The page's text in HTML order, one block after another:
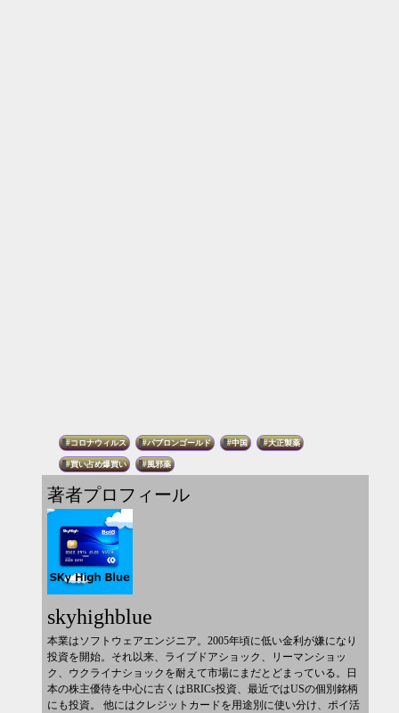
コロナウィルス パブロンゴールド 中国 大正製薬
買い占め爆買い 風邪薬
著者プロフィール
skyhighblue
本業はソフトウェアエンジニア。2005年頃に低い金利が嫌になり
投資を開始。それ以来、ライブドアショック、リーマンショッ
ク、ウクライナショックを耐えて市場にまだとどまっている。日
本の株主優待を中心に古くはBRICs投資、最近ではUSの個別銘柄
にも投資。 他にはクレジットカードを用途別に使い分け、ポイ活